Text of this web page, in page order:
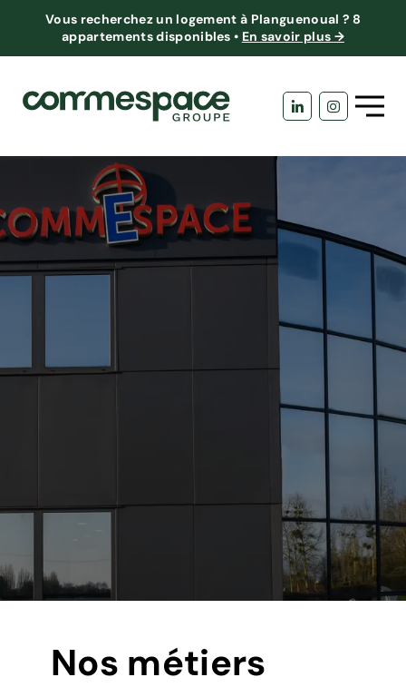
Vous recherchez un logement à Planguenoual ? 8
appartements disponibles • En savoir plus →
Nos métiers